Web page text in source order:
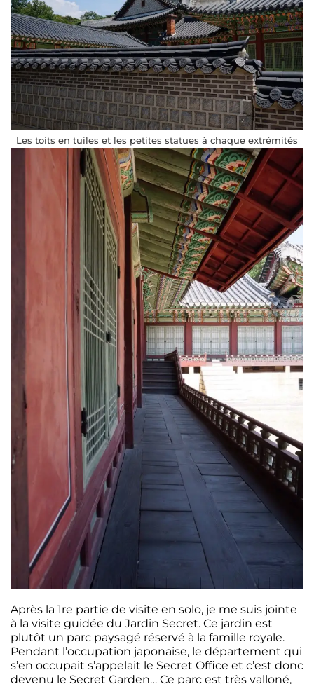
Les toits en tuiles et les petites statues à chaque extrémités
Après la 1re partie de visite en solo, je me suis jointe
à la visite guidée du Jardin Secret. Ce jardin est
plutôt un parc paysagé réservé à la famille royale.
Pendant l’occupation japonaise, le département qui
s’en occupait s’appelait le Secret Office et c’est donc
devenu le Secret Garden… Ce parc est très valloné,